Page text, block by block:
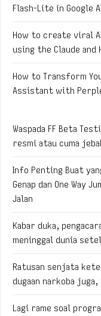
Flash-Lite in Google
How to create viral
using the Claude
How to Transform
Assistant with
Waspada FF Beta
resmi atau cuma
Info Penting Buat
Genap dan One Way
Jalan
Kabar duka,
meninggal dunia
Ratusan senjata
dugaan narkoba
Lagi rame soal